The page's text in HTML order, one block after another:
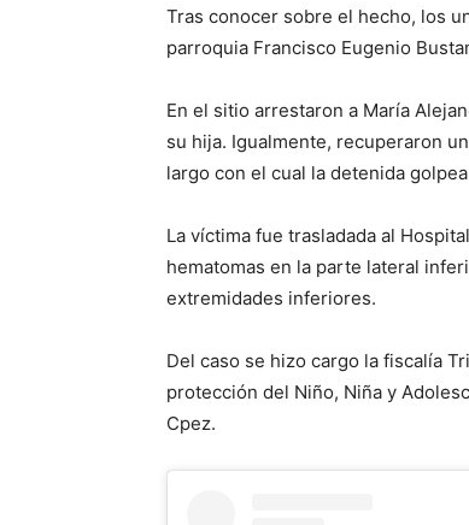
Tras conocer sobre el hecho, los
parroquia Francisco Eugenio
En el sitio arrestaron a María
su hija. Igualmente, recuperaron
largo con el cual la detenida
La víctima fue trasladada al
hematomas en la parte lateral
extremidades inferiores.
Del caso se hizo cargo la fiscalía
protección del Niño, Niña y
Cpez.